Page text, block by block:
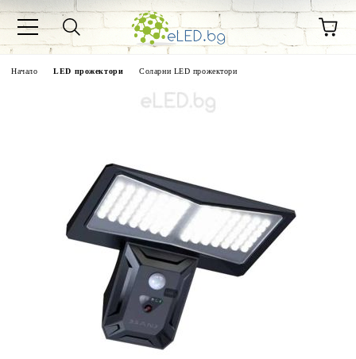
Начало LED прожектори Соларни LED прожектори